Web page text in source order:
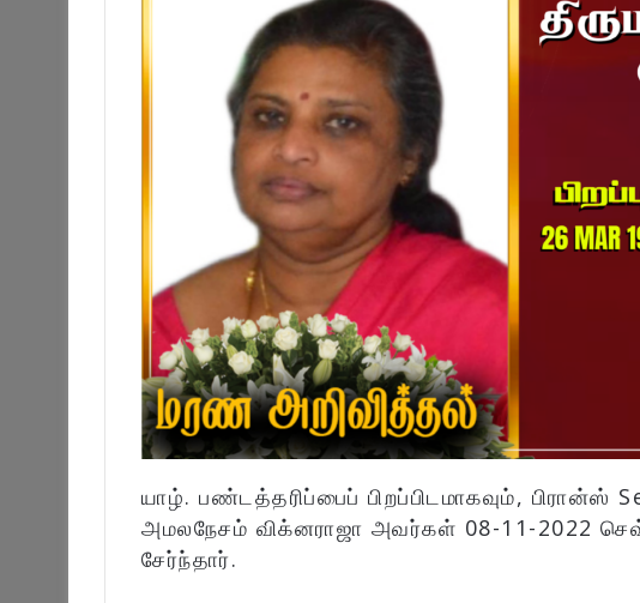
யாழ். பண்டத்தரிப்பைப் பிறப்பிடமாகவும், பிரான்ஸ்
அமலநேசம் விக்னராஜா அவர்கள் 08-11-2022
சேர்ந்தார்.